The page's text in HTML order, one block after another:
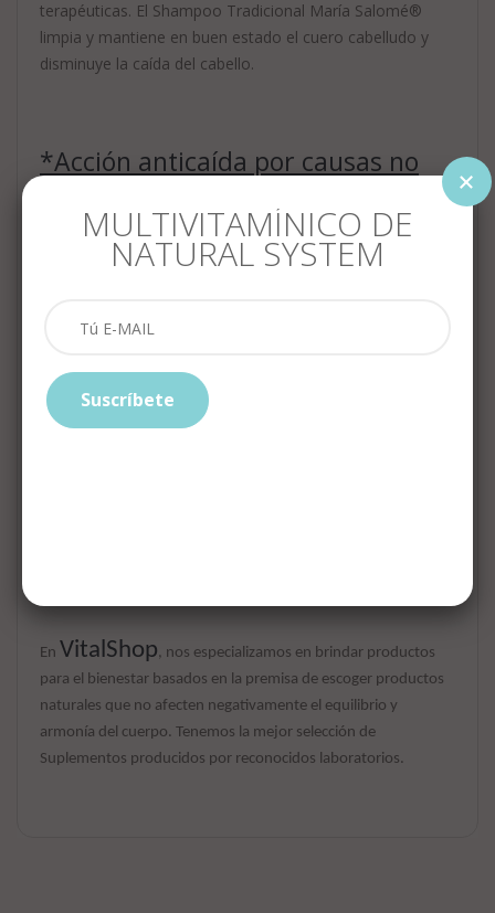
terapéuticas. El Shampoo Tradicional María Salomé®
limpia y mantiene en buen estado el cuero cabelludo y
disminuye la caída del cabello.
*Acción anticaída por causas no
Ingredientes: Con extractos naturales de coco,
Tipo de Cuero Cabelludo:
a graso
En VitalShop, nos especializamos en brindar productos
para el bienestar basados en la premisa de escoger productos
naturales que no afecten negativamente el equilibrio y
armonía del cuerpo. Tenemos la mejor selección de
Suplementos producidos por reconocidos laboratorios.
MULTIVITAMÍNICO DE
NATURAL SYSTEM
Suscríbete